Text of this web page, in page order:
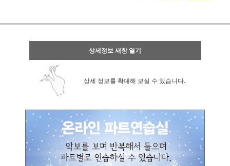
상세정보 새창 열기
상세 정보를 확대해 보실 수 있습니다.